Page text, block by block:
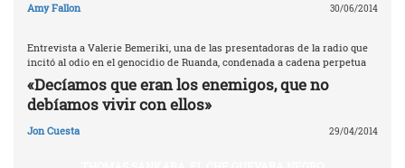
Amy Fallon 30/06/2014
Entrevista a Valerie Bemeriki, una de las presentadoras de la radio que
incitó al odio en el genocidio de Ruanda, condenada a cadena perpetua
«Decíamos que eran los enemigos, que no
debíamos vivir con ellos»
Jon Cuesta 29/04/2014